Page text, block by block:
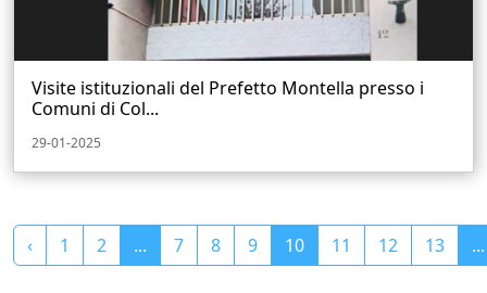
Visite istituzionali del Prefetto Montella presso i
Comuni di Col...
29-01-2025
‹ 1 2 ... 7 8 9 10 11 12 13 ...